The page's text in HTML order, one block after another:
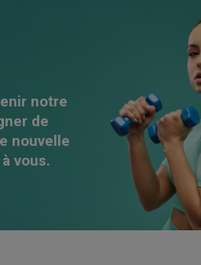
notre
de
nouvelle
vous.